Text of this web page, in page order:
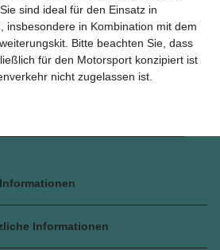
sind ideal für den Einsatz in
insbesondere in Kombination mit dem
Bitte beachten Sie, dass
für den Motorsport konzipiert ist
nicht zugelassen ist.
Informationen
Informationen